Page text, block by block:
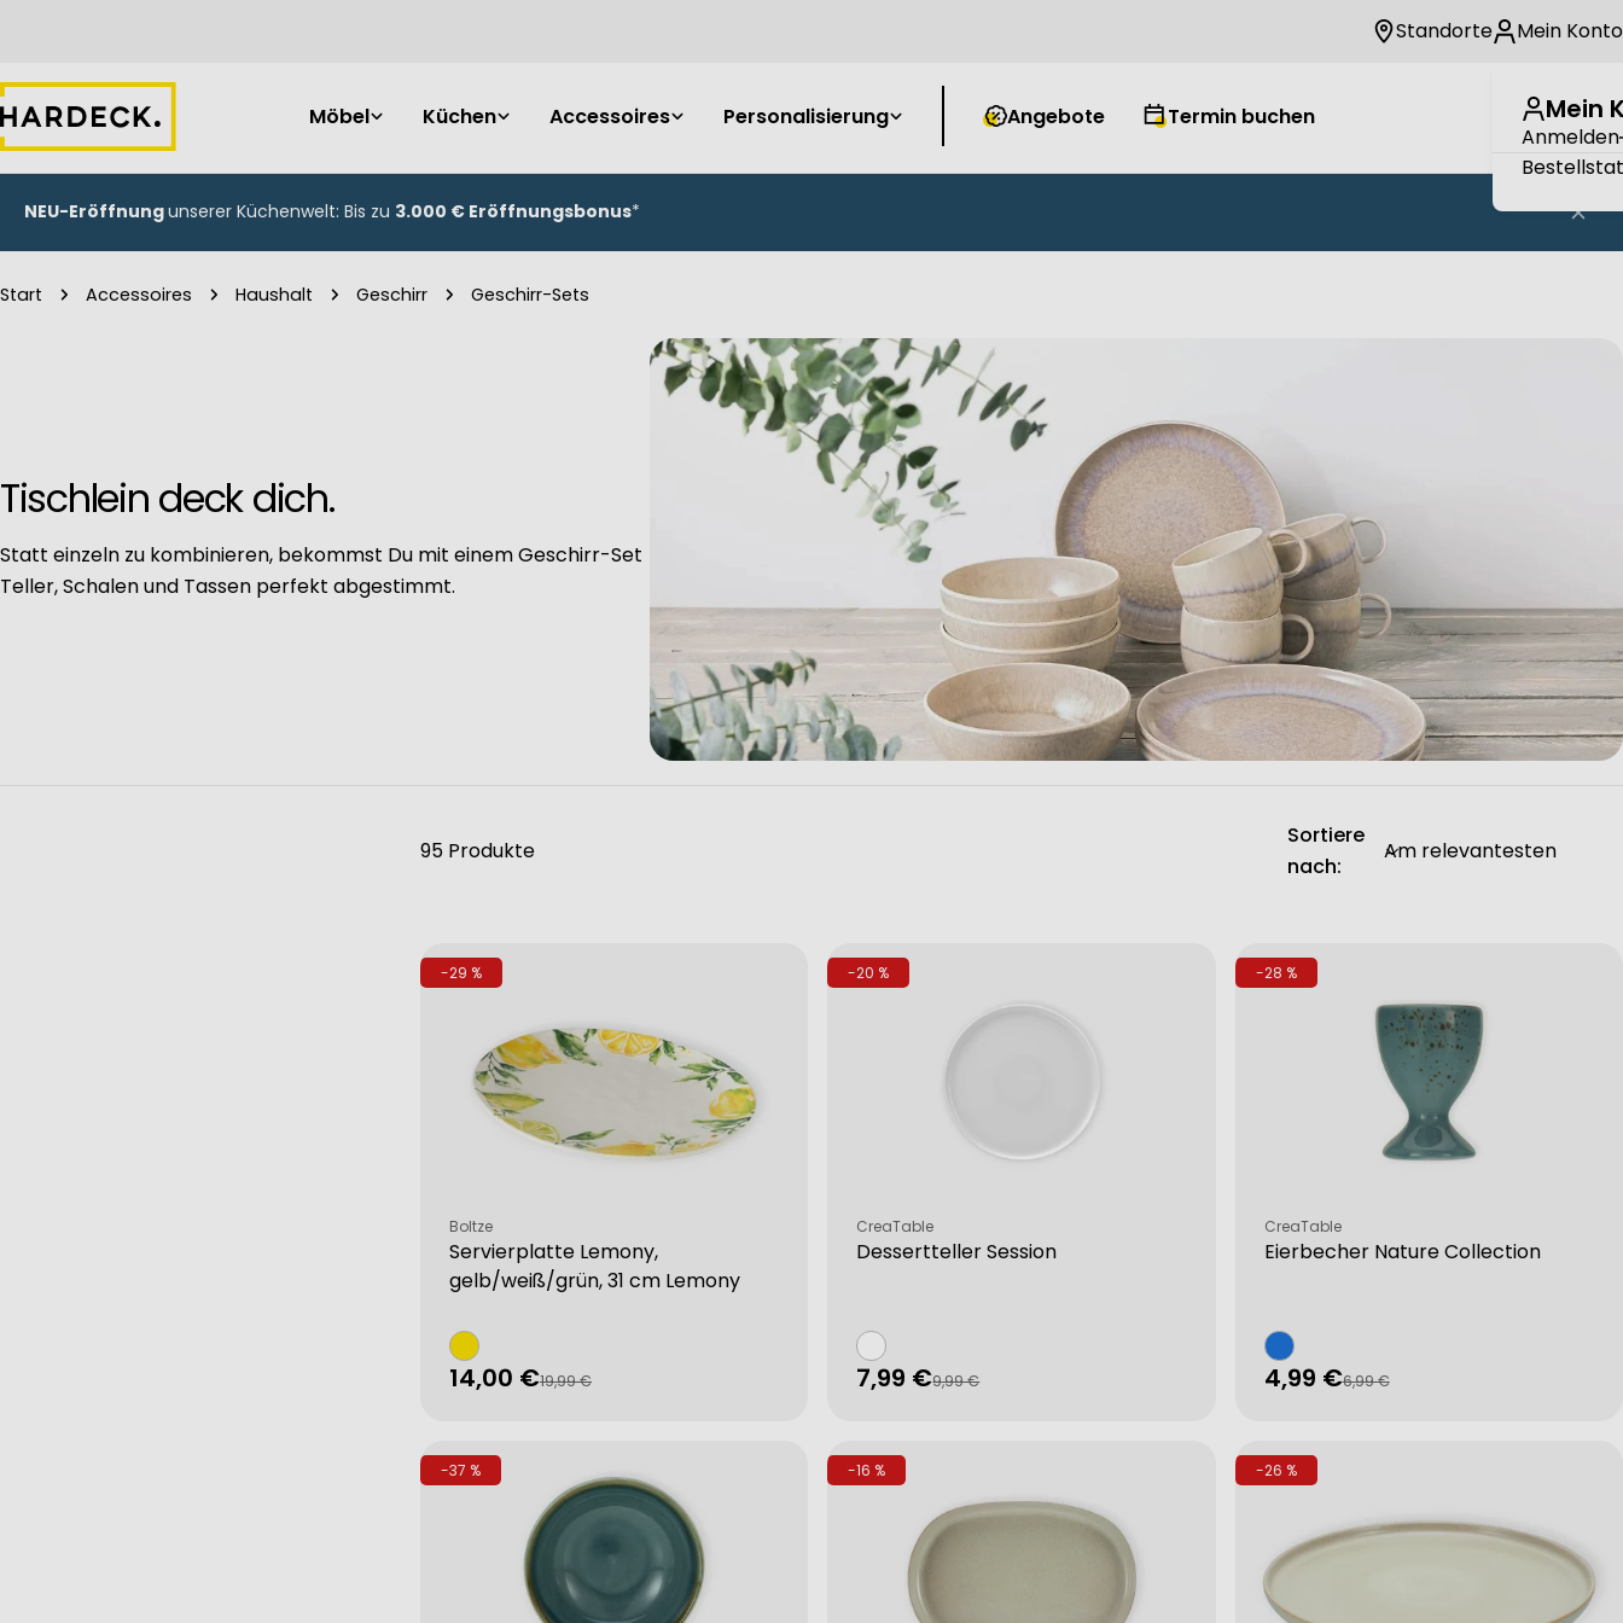
springen
Standorte Mein Konto
Mein
Anmelden
Möbel Küchen Accessoires Personalisierung Angebote Termin buchen
NEU-Eröffnungunserer Küchenwelt: Bis zu 3.000 € Eröffnungsbonus*
Start Accessoires Haushalt Geschirr Geschirr-Sets
Tischlein deck dich.
Statt einzeln zu kombinieren, bekommst Du mit einem Geschirr-Set
Teller, Schalen und Tassen perfekt abgestimmt.
95 Produkte
Sortiere
nach:
-29 %
Servierplatte Lemony,
gelb/weiß/grün, 31 cm Lemony
Verkäufer:
Boltze
Verkaufspreis
14,00 €
Regulärer
19,99 €
-20 %
Dessertteller Session
Verkäufer:
CreaTable
Verkaufspreis
7,99 €
Regulärer
9,99 €
-28 %
Eierbecher Nature Collection
Verkäufer:
CreaTable
Verkaufspreis
4,99 €
Regulärer
6,99 €
-37 % -16 % -26 %